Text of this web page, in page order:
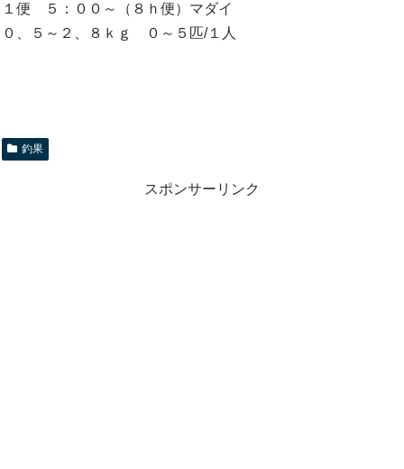
１便 ５：００～（８ｈ便）マダイ
０、５～２、８ｋｇ ０～５匹/１人
釣果
スポンサーリンク